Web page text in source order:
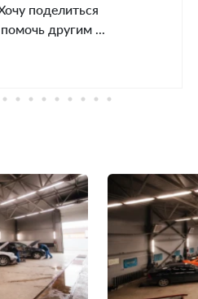
поделиться
другим ...